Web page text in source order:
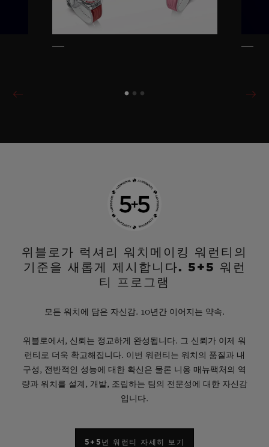
위블로가 럭셔리 워치메이킹 워런티의
기준을 새롭게 제시합니다. 5+5 워런
티 프로그램
모든 워치에 담은 자신감. 10년간 이어지는 약속.
위블로에서, 신뢰는 정교하게 완성됩니다. 그 신뢰가 이제 워
런티로 더욱 확고해집니다. 이번 워런티는 워치의 품질과 내
구성, 전반적인 성능에 대한 확신은 물론 니옹 매뉴팩처의 역
량과 워치를 설계, 개발, 조립하는 팀의 전문성에 대한 자신감
입니다.
5+5년 워런티 자세히 보기